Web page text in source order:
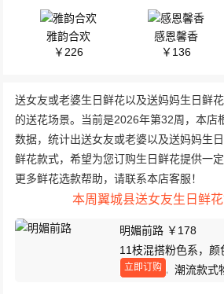
雅韵合欢
￥226
感恩馨香
￥136
送女友或老婆生日鲜花以及送妈妈生日鲜
的送花场景。当前是2026年第32周，本店
数据，统计出送女友或老婆以及送妈妈生
鲜花款式，希望为您订购生日鲜花提供一
更多鲜花选款帮助，请联系本店客服！
本周翼城县送女友生日鲜
明媚前路 ￥178
11枝混搭粉色系，
配洋桔梗，潮流款式
立即订购